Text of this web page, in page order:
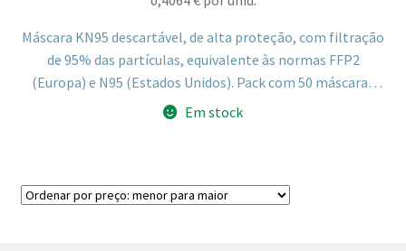
Máscara KN95 descartável, de alta proteção, com filtração
de 95% das partículas, equivalente às normas FFP2
(Europa) e N95 (Estados Unidos). Pack com 50 máscaras
embaladas individualmente.
Em stock